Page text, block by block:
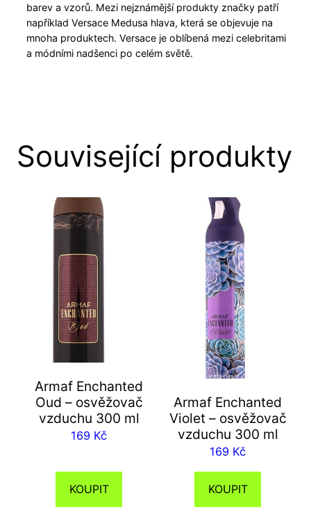
barev a vzorů. Mezi nejznámější produkty značky patří
například Versace Medusa hlava, která se objevuje na
mnoha produktech. Versace je oblíbená mezi celebritami
a módními nadšenci po celém světě.
Související produkty
Armaf Enchanted
Oud – osvěžovač
vzduchu 300 ml
169 Kč
KOUPIT
Armaf Enchanted
Violet – osvěžovač
vzduchu 300 ml
169 Kč
KOUPIT